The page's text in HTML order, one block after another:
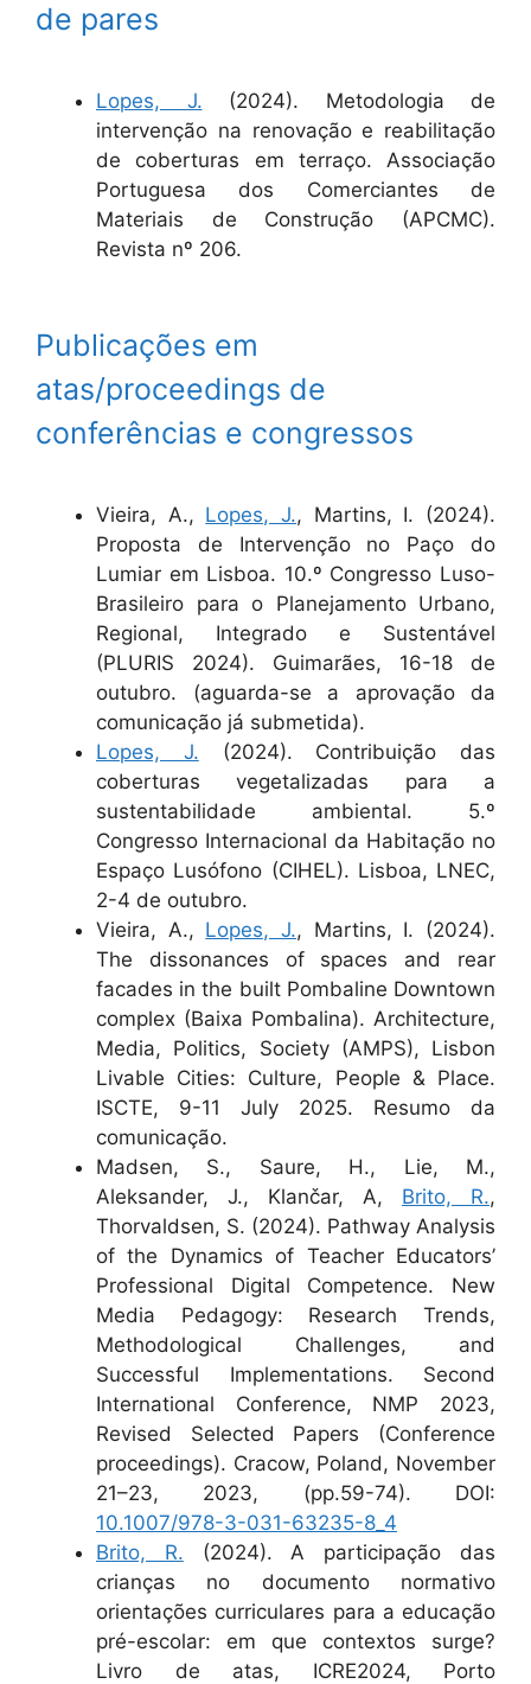
de pares
Lopes, J. (2024). Metodologia de
intervenção na renovação e reabilitação
de coberturas em terraço. Associação
Portuguesa dos Comerciantes de
Materiais de Construção (APCMC).
Revista nº 206.
Publicações em
atas/proceedings de
conferências e congressos
Vieira, A., Lopes, J., Martins, I. (2024).
Proposta de Intervenção no Paço do
Lumiar em Lisboa. 10.º Congresso Luso-
Brasileiro para o Planejamento Urbano,
Regional, Integrado e Sustentável
(PLURIS 2024). Guimarães, 16-18 de
outubro. (aguarda-se a aprovação da
comunicação já submetida).
Lopes, J. (2024). Contribuição das
coberturas vegetalizadas para a
sustentabilidade ambiental. 5.º
Congresso Internacional da Habitação no
Espaço Lusófono (CIHEL). Lisboa, LNEC,
2-4 de outubro.
Vieira, A., Lopes, J., Martins, I. (2024).
The dissonances of spaces and rear
facades in the built Pombaline Downtown
complex (Baixa Pombalina). Architecture,
Media, Politics, Society (AMPS), Lisbon
Livable Cities: Culture, People & Place.
ISCTE, 9-11 July 2025. Resumo da
comunicação.
Madsen, S., Saure, H., Lie, M.,
Aleksander, J., Klančar, A, Brito, R.,
Thorvaldsen, S. (2024). Pathway Analysis
of the Dynamics of Teacher Educators’
Professional Digital Competence. New
Media Pedagogy: Research Trends,
Methodological Challenges, and
Successful Implementations. Second
International Conference, NMP 2023,
Revised Selected Papers (Conference
proceedings). Cracow, Poland, November
21–23, 2023, (pp.59-74). DOI:
10.1007/978-3-031-63235-8_4
Brito, R. (2024). A participação das
crianças no documento normativo
orientações curriculares para a educação
pré-escolar: em que contextos surge?
Livro de atas, ICRE2024, Porto